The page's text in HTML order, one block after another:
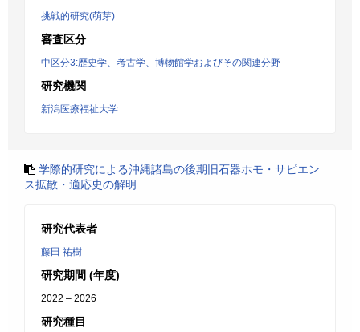
挑戦的研究(萌芽)
審査区分
中区分3:歴史学、考古学、博物館学およびその関連分野
研究機関
新潟医療福祉大学
学際的研究による沖縄諸島の後期旧石器ホモ・サピエン
ス拡散・適応史の解明
研究代表者
藤田 祐樹
研究期間 (年度)
2022 – 2026
研究種目